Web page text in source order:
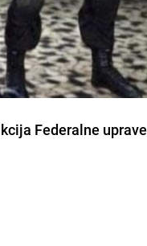
Federalne uprave